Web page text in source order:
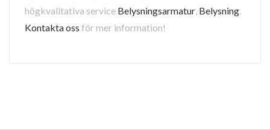
högkvalitativa service Belysningsarmatur, Belysning.
Kontakta oss för mer information!